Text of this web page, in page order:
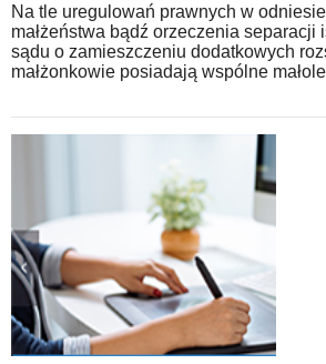
Na tle uregulowań prawnych w
małżeństwa bądź orzeczenia separacji
sądu o zamieszczeniu dodatkowych
małżonkowie posiadają wspólne